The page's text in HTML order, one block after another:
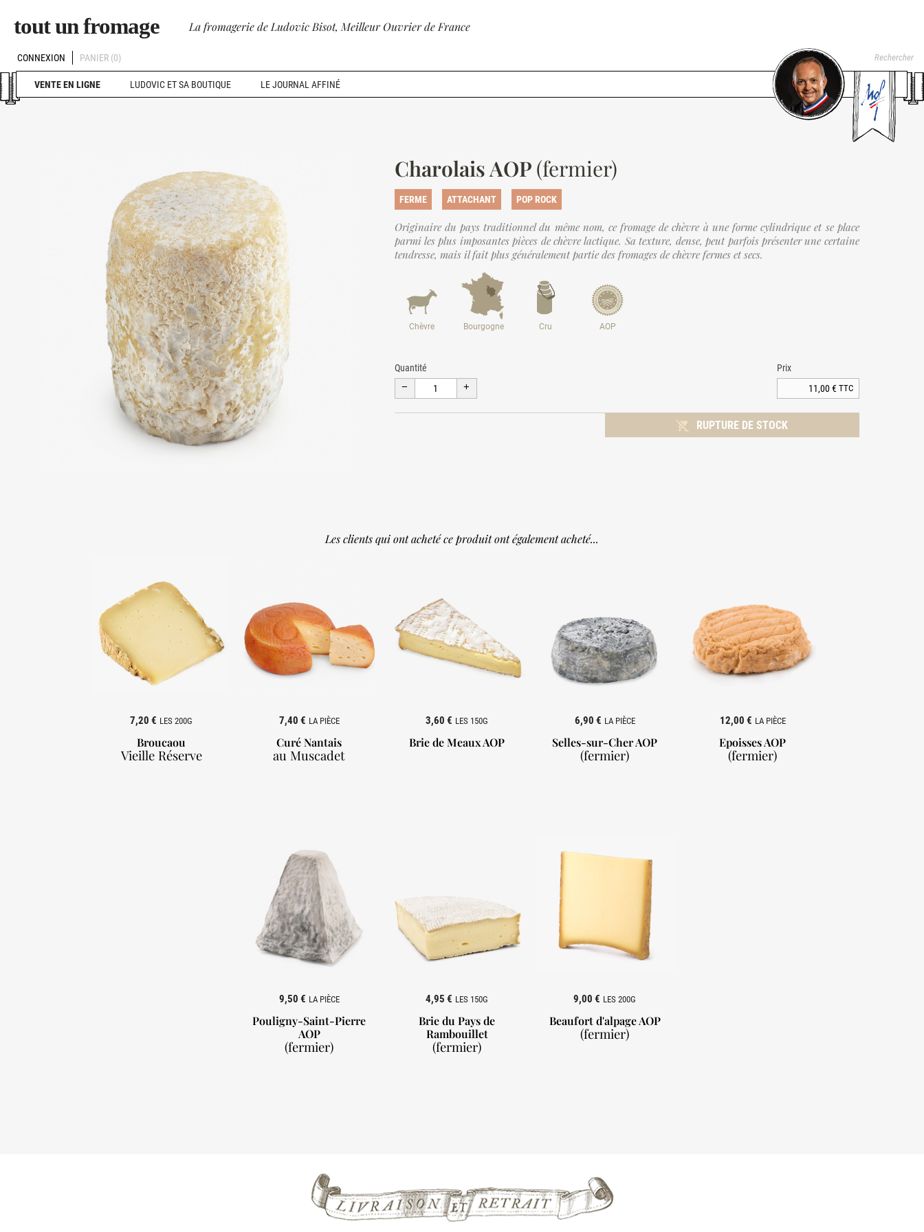
tout un fromage La fromagerie de Ludovic Bisot, Meilleur Ouvrier de France
CONNEXION PANIER (0)
VENTE EN LIGNE LUDOVIC ET SA BOUTIQUE LE JOURNAL AFFINÉ
Charolais AOP (fermier)
FERME ATTACHANT POP ROCK
Originaire du pays traditionnel du même nom, ce fromage de chèvre à une forme cylindrique et se place
parmi les plus imposantes pièces de chèvre lactique. Sa texture, dense, peut parfois présenter une certaine
tendresse, mais il fait plus généralement partie des fromages de chèvre fermes et secs.
Chèvre Bourgogne Cru AOP
Quantité
Prix
11,00 €TTC
 RUPTURE DE STOCK
Les clients qui ont acheté ce produit ont également acheté...
Broucaou
Vieille Réserve
7,20 € LES 200G

Curé Nantais
au Muscadet
7,40 € LA PIÈCE

Brie de Meaux AOP
3,60 € LES 150G
Selles-sur-Cher AOP
(fermier)
6,90 € LA PIÈCE

Epoisses AOP
(fermier)
12,00 € LA PIÈCE

Pouligny-Saint-Pierre
AOP
(fermier)
9,50 € LA PIÈCE

Brie du Pays de
Rambouillet
(fermier)
4,95 € LES 150G

Beaufort d'alpage AOP
(fermier)
9,00 € LES 200G
